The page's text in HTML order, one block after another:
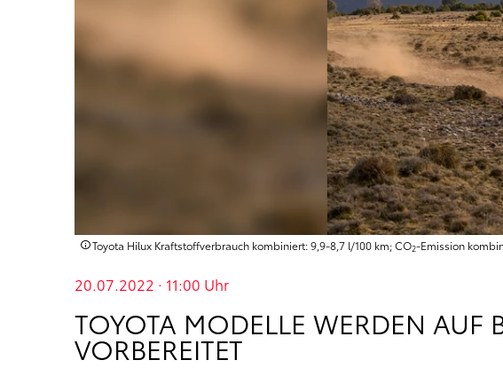
Toyota Hilux Kraftstoffverbrauch kombiniert: 9,9-8,7 l/100 km; CO2-Emission
20.07.2022 · 11:00 Uhr
TOYOTA MODELLE WERDEN AUF
VORBEREITET